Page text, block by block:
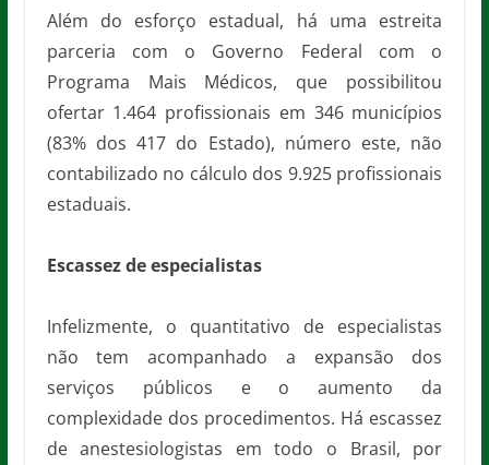
Além do esforço estadual, há uma estreita
parceria com o Governo Federal com o
Programa Mais Médicos, que possibilitou
ofertar 1.464 profissionais em 346 municípios
(83% dos 417 do Estado), número este, não
contabilizado no cálculo dos 9.925 profissionais
estaduais.
Escassez de especialistas
Infelizmente, o quantitativo de especialistas
não tem acompanhado a expansão dos
serviços públicos e o aumento da
complexidade dos procedimentos. Há escassez
de anestesiologistas em todo o Brasil, por